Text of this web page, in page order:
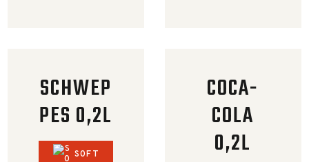
SCHWEP
PES 0,2L
SOFT
COCA-
COLA
0,2L